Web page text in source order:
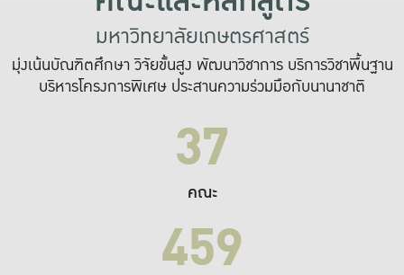
มหาวิทยาลัยเกษตรศาสตร์
มุ่งเน้นบัณฑิตศึกษา วิจัยขั้นสูง พัฒนาวิชาการ บริการวิชาพื้นฐาน
บริหารโครงการพิเศษ ประสานความร่วมมือกับนานาชาติ
37
คณะ
459